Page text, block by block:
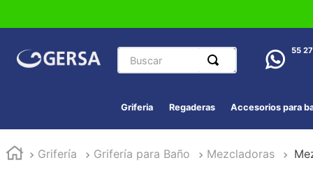
Buscar 55
Griferia Regaderas Accesorios para
Grifería Grifería para Baño Mezcladoras